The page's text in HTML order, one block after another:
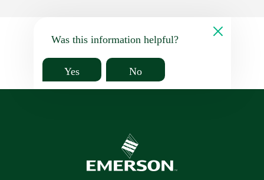
Was this information helpful?
Yes No